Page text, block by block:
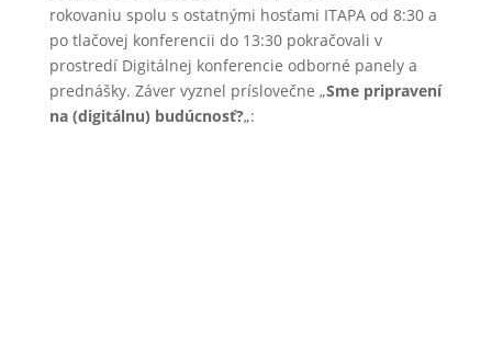
rokovaniu spolu s ostatnými hosťami ITAPA od 8:30 a
po tlačovej konferencii do 13:30 pokračovali v
prostredí Digitálnej konferencie odborné panely a
prednášky. Záver vyznel príslovečne „Sme pripravení
na (digitálnu) budúcnosť?„: